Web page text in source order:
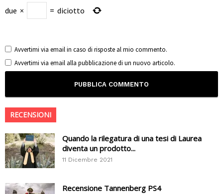
due × = diciotto
Avvertimi via email in caso di risposte al mio commento.
Avvertimi via email alla pubblicazione di un nuovo articolo.
RECENSIONI
Quando la rilegatura di una tesi di Laurea
diventa un prodotto...
11 Dicembre 2021
Recensione Tannenberg PS4